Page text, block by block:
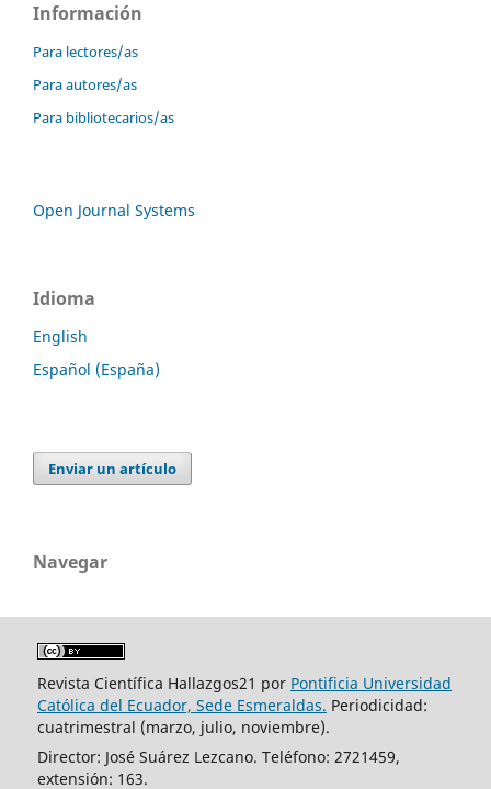
Información
Para lectores/as
Para autores/as
Para bibliotecarios/as
Open Journal Systems
Idioma
English
Español (España)
Enviar un artículo
Navegar
Revista Científica Hallazgos21 por Pontificia Universidad
Católica del Ecuador, Sede Esmeraldas. Periodicidad:
cuatrimestral (marzo, julio, noviembre).
Director: José Suárez Lezcano. Teléfono: 2721459,
extensión: 163.